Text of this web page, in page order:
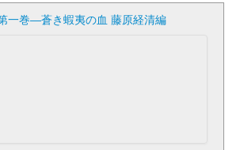
一巻―蒼き蝦夷の血 藤原経清編